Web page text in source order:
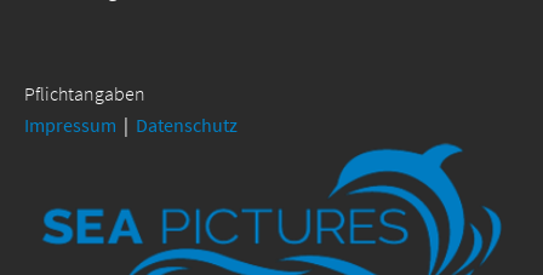
Pflichtangaben
Impressum | Datenschutz